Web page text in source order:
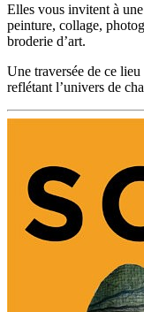
Elles vous invitent à
peinture, collage,
broderie d’art.
Une traversée de ce
reflétant l’univers de